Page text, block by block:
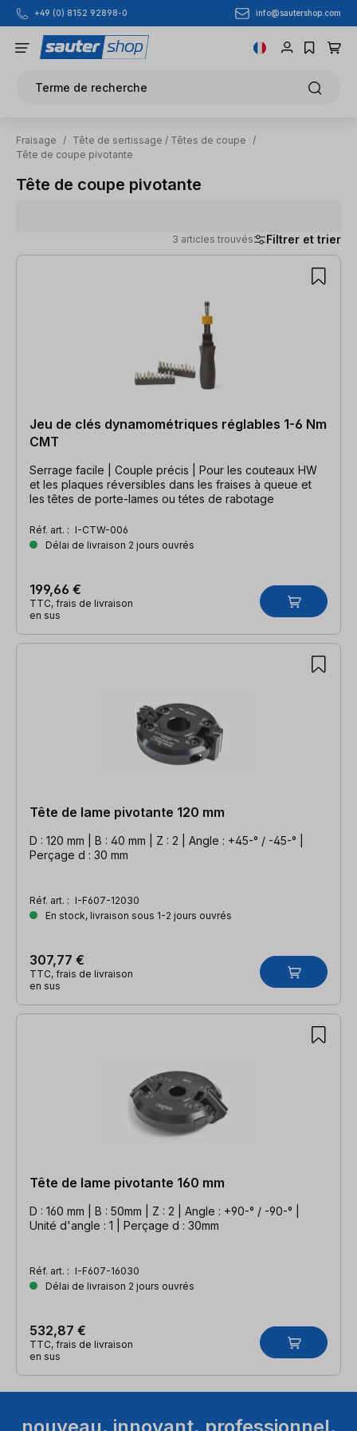
Passer au contenu principal
+49 (0) 8152 92898-0 info@sautershop.com
Terme de recherche
Fraisage / Tête de sertissage / Têtes de coupe
/
Tête de coupe pivotante
Tête de coupe pivotante
3 articles trouvés Filtrer et trier
3 articles trouvés
Jeu de clés dynamométriques réglables 1-6 Nm
CMT
Serrage facile | Couple précis | Pour les couteaux HW
et les plaques réversibles dans les fraises à queue et
les têtes de porte-lames ou tétes de rabotage
Réf. art. : I-CTW-006
Délai de livraison 2 jours ouvrés
199,66 €
TTC, frais de livraison
en sus
Tête de lame pivotante 120 mm
D : 120 mm | B : 40 mm | Z : 2 | Angle : +45-° / -45-° |
Perçage d : 30 mm
Réf. art. : I-F607-12030
En stock, livraison sous 1-2 jours ouvrés
307,77 €
TTC, frais de livraison
en sus
Tête de lame pivotante 160 mm
D : 160 mm | B : 50mm | Z : 2 | Angle : +90-° / -90-° |
Unité d'angle : 1 | Perçage d : 30mm
Réf. art. : I-F607-16030
Délai de livraison 2 jours ouvrés
532,87 €
TTC, frais de livraison
en sus